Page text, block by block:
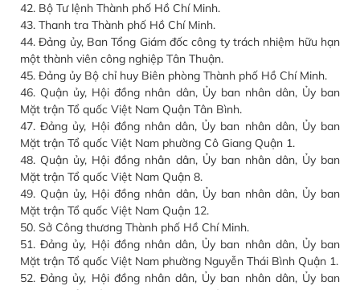
42. Bộ Tư lệnh Thành phố Hồ Chí Minh.
43. Thanh tra Thành phố Hồ Chí Minh.
44. Đảng ủy, Ban Tổng Giám đốc công ty trách nhiệm hữu hạn
một thành viên công nghiệp Tân Thuận.
45. Đảng ủy Bộ chỉ huy Biên phòng Thành phố Hồ Chí Minh.
46. Quận ủy, Hội đồng nhân dân, Ủy ban nhân dân, Ủy ban
Mặt trận Tổ quốc Việt Nam Quận Tân Bình.
47. Đảng ủy, Hội đồng nhân dân, Ủy ban nhân dân, Ủy ban
Mặt trận Tổ quốc Việt Nam phường Cô Giang Quận 1.
48. Quận ủy, Hội đồng nhân dân, Ủy ban nhân dân, Ủy ban
Mặt trận Tổ quốc Việt Nam Quận 8.
49. Quận ủy, Hội đồng nhân dân, Ủy ban nhân dân, Ủy ban
Mặt trận Tổ quốc Việt Nam Quận 12.
50. Sở Công thương Thành phố Hồ Chí Minh.
51. Đảng ủy, Hội đồng nhân dân, Ủy ban nhân dân, Ủy ban
Mặt trận Tổ quốc Việt Nam phường Nguyễn Thái Bình Quận 1.
52. Đảng ủy, Hội đồng nhân dân, Ủy ban nhân dân, Ủy ban